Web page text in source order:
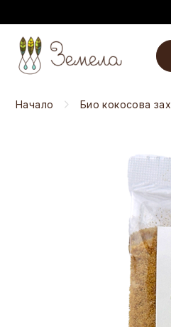
Начало Био кокосова